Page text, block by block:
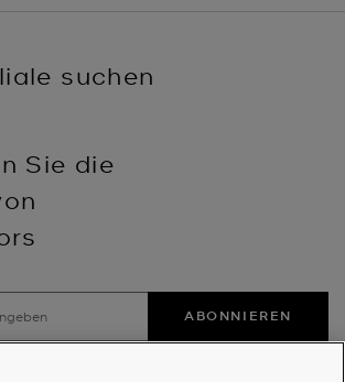
suchen
Sie die
ABONNIEREN